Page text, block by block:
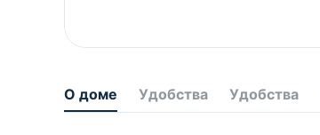
О доме Удобства Удобства